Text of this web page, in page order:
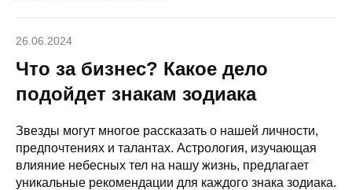
26.06.2024
Что за бизнес? Какое дело
подойдет знакам зодиака
Звезды могут многое рассказать о нашей личности,
предпочтениях и талантах. Астрология, изучающая
влияние небесных тел на нашу жизнь, предлагает
уникальные рекомендации для каждого знака зодиака.